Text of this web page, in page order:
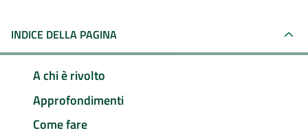
INDICE DELLA PAGINA
A chi è rivolto
Approfondimenti
Come fare